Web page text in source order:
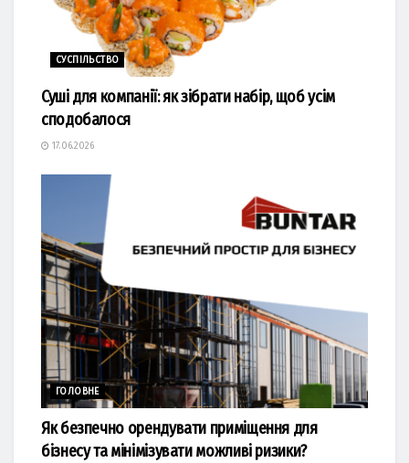
СУСПІЛЬСТВО
Суші для компанії: як зібрати набір, щоб усім
сподобалося
17.06.2026
ГОЛОВНЕ
Як безпечно орендувати приміщення для
бізнесу та мінімізувати можливі ризики?